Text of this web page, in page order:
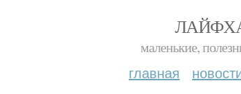
маленькие,
главная